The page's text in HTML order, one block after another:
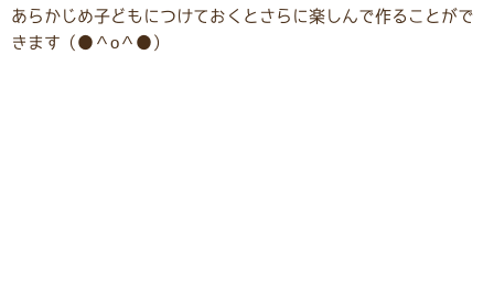
あらかじめ子どもにつけておくとさらに楽しんで作ることがで
きます（●＾o＾●）